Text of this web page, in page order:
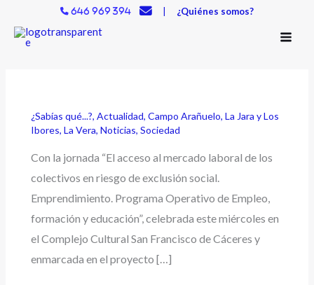
contenido
646 969 394 | ¿Quiénes somos?
¿Sabías qué...?,Actualidad,Campo Arañuelo,La Jara y Los
Ibores,La Vera,Noticias,Sociedad
Con la jornada “El acceso al mercado laboral de los
colectivos en riesgo de exclusión social.
Emprendimiento. Programa Operativo de Empleo,
formación y educación”, celebrada este miércoles en
el Complejo Cultural San Francisco de Cáceres y
enmarcada en el proyecto […]